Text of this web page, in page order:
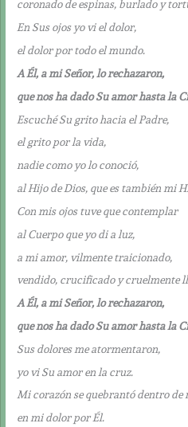
coronado de espinas, burlado y
En Sus ojos yo vi el dolor,
el dolor por todo el mundo.
A Él, a mi Señor, lo rechazaron,
que nos ha dado Su amor hasta la
Escuché Su grito hacia el Padre,
el grito por la vida,
nadie como yo lo conoció,
al Hijo de Dios, que es también mi
Con mis ojos tuve que contemplar
al Cuerpo que yo di a luz,
a mi amor, vilmente traicionado,
vendido, crucificado y cruelmente
A Él, a mi Señor, lo rechazaron,
que nos ha dado Su amor hasta la
Sus dolores me atormentaron,
yo vi Su amor en la cruz.
Mi corazón se quebrantó dentro de
en mi dolor por Él.